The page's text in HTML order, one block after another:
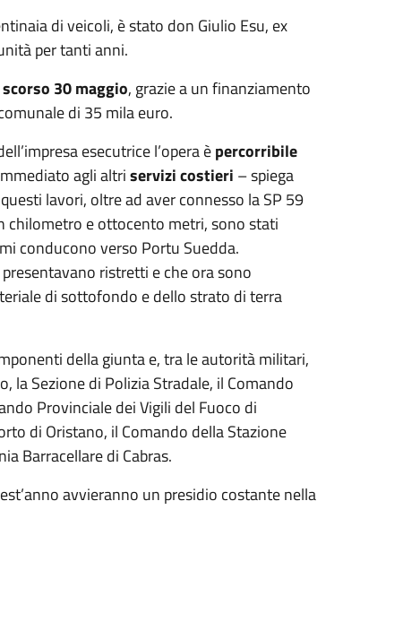
di veicoli, è stato don Giulio Esu, ex
per tanti anni.
30 maggio, grazie a un finanziamento
di 35 mila euro.
esecutrice l’opera èpercorribile
agli altriservizi costieri – spiega
lavori, oltre ad aver connesso la SP 59
chilometro e ottocento metri, sono stati
conducono verso Portu Suedda.
ristretti e che ora sono
di sottofondo e dello strato di terra
della giunta e, tra le autorità militari,
la Sezione di Polizia Stradale, il Comando
Provinciale dei Vigili del Fuoco di
di Oristano, il Comando della Stazione
Barracellare di Cabras.
avvieranno un presidio costante nella